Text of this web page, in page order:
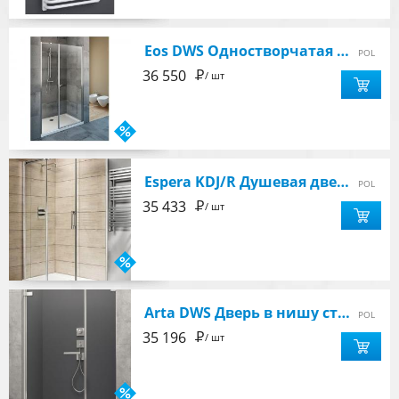
Eos DWS Одностворчатая душевая дверь 1400 x 1970 правая, профиль хром, стекло прозрачное POL
36 550 Р/ шт
Espera KDJ/R Душевая дверь 1200х2000mm для боковой стенки, профиль хром, стекло 8mm. прозрачное POL
35 433 Р/ шт
Arta DWS Дверь в нишу створка 80 см правая POL
35 196 Р/ шт